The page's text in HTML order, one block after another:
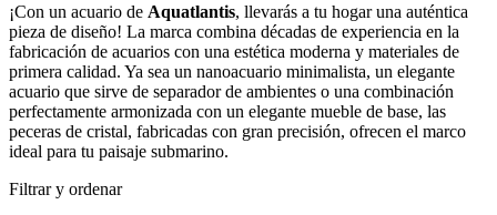
¡Con un acuario de Aquatlantis, llevarás a tu hogar una auténtica
pieza de diseño! La marca combina décadas de experiencia en la
fabricación de acuarios con una estética moderna y materiales de
primera calidad. Ya sea un nanoacuario minimalista, un elegante
acuario que sirve de separador de ambientes o una combinación
perfectamente armonizada con un elegante mueble de base, las
peceras de cristal, fabricadas con gran precisión, ofrecen el marco
ideal para tu paisaje submarino.
Filtrar y ordenar